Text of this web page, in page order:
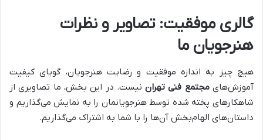
گالری موفقیت: تصاویر و نظرات
هنرجویان ما
هیچ چیز به اندازه موفقیت و رضایت هنرجویان، گویای کیفیت
آموزش‌هایمجتمع فنی تهراننیست. در این بخش، ما تصاویری از
شاهکارهای پخته شده توسط هنرجویانمان را به نمایش می‌گذاریم و
داستان‌های الهام‌بخش آن‌ها را با شما به اشتراک می‌گذاریم.